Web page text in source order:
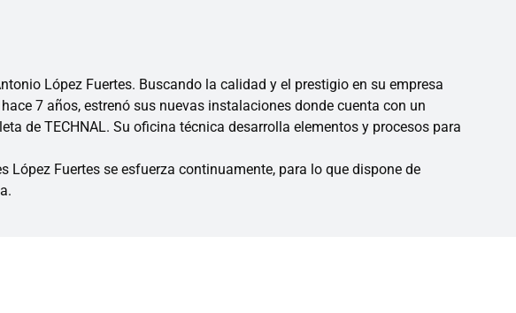
López Fuertes. Buscando la calidad y el prestigio en su empresa
7 años, estrenó sus nuevas instalaciones donde cuenta con un
de TECHNAL. Su oficina técnica desarrolla elementos y procesos para
Fuertes se esfuerza continuamente, para lo que dispone de